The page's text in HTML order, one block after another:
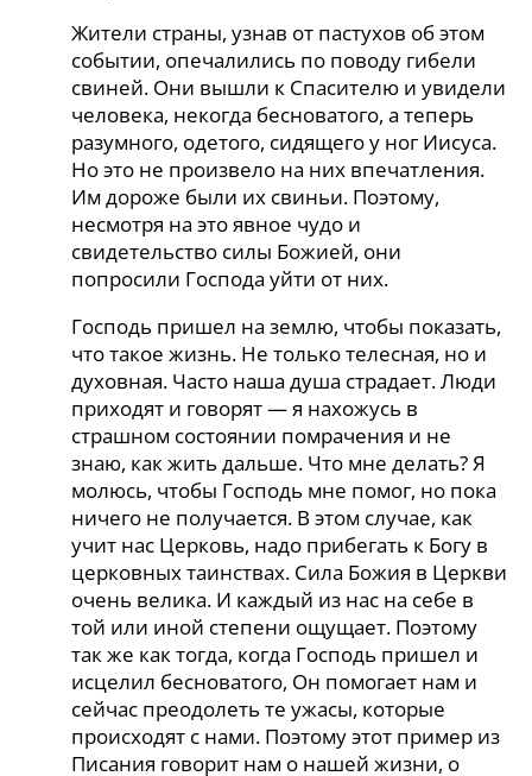
Жители страны, узнав от пастухов об этом
событии, опечалились по поводу гибели
свиней. Они вышли к Спасителю и увидели
человека, некогда бесноватого, а теперь
разумного, одетого, сидящего у ног Иисуса.
Но это не произвело на них впечатления.
Им дороже были их свиньи. Поэтому,
несмотря на это явное чудо и
свидетельство силы Божией, они
попросили Господа уйти от них.
Господь пришел на землю, чтобы показать,
что такое жизнь. Не только телесная, но и
духовная. Часто наша душа страдает. Люди
приходят и говорят — я нахожусь в
страшном состоянии помрачения и не
знаю, как жить дальше. Что мне делать? Я
молюсь, чтобы Господь мне помог, но пока
ничего не получается. В этом случае, как
учит нас Церковь, надо прибегать к Богу в
церковных таинствах. Сила Божия в Церкви
очень велика. И каждый из нас на себе в
той или иной степени ощущает. Поэтому
так же как тогда, когда Господь пришел и
исцелил бесноватого, Он помогает нам и
сейчас преодолеть те ужасы, которые
происходят с нами. Поэтому этот пример из
Писания говорит нам о нашей жизни, о